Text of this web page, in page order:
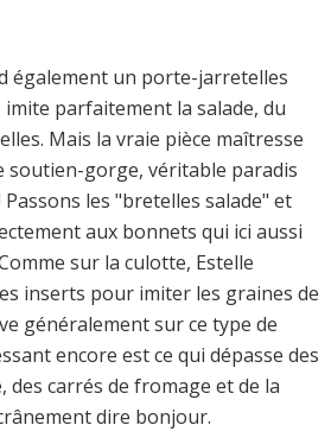
également un porte-jarretelles
parfaitement la salade, du
Mais la vraie pièce maîtresse
soutien-gorge, véritable paradis
les "bretelles salade" et
aux bonnets qui ici aussi
sur la culotte, Estelle
inserts pour imiter les graines de
généralement sur ce type de
encore est ce qui dépasse des
des carrés de fromage et de la
dire bonjour.